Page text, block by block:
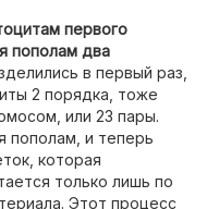
первого
пополам два
в первый раз,
2 порядка, тоже
или 23 пары.
пополам, и теперь
которая
только лишь по
Этот процесс